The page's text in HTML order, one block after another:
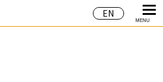
EN
MENU